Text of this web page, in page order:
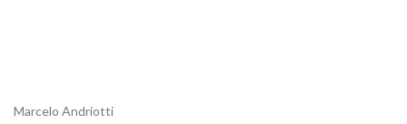
Marcelo Andriotti